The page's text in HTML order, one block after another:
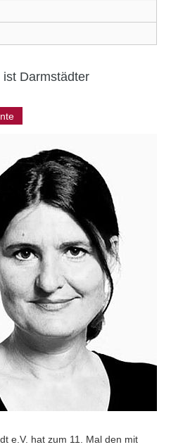
Darmstädter
e.V. hat zum 11. Mal den mit